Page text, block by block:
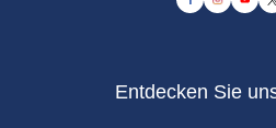
Entdecken Sie